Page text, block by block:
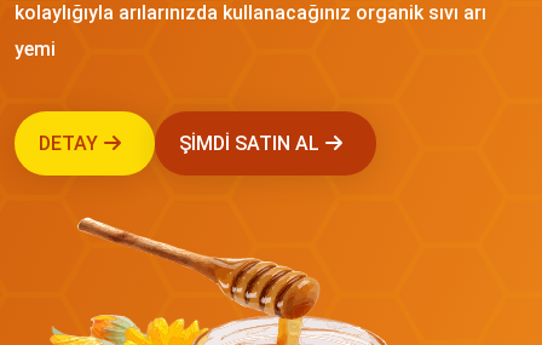
kolaylığıyla arılarınızda kullanacağınız organik sıvı arı
yemi
DETAY ŞIMDI SATIN AL